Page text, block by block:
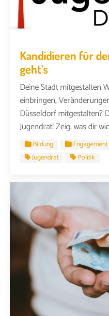
Kandidieren für
geht’s
Deine Stadt mitgestalten
einbringen,
Düsseldorf mitgestalten?
Jugendrat! Zeig, was dir
Bildung Engagement
Jugendrat
Politik